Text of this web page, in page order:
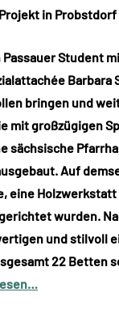
in
Student
Barbara
bringen und
mit großzügigen
sächsische
Auf
eine
wurden.
und stilvoll
22 Betten